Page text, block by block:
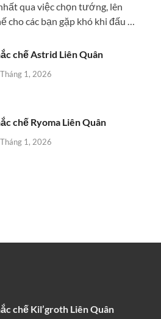
qua việc chọn tướng, lên
cho các bạn gặp khó khi đấu …
chế Astrid Liên Quân
1, 2026
chế Ryoma Liên Quân
1, 2026
chế Kil’groth Liên Quân